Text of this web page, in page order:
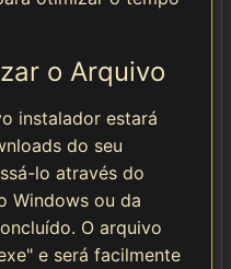
o Arquivo
instalador estará
do seu
lo através do
Windows ou da
O arquivo
e será facilmente